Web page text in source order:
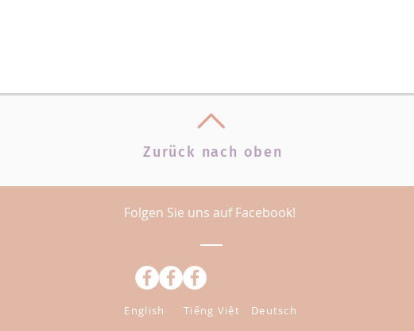
Zurück nach oben
Folgen Sie uns auf Facebook!
English Tiếng Việt
Deutsch